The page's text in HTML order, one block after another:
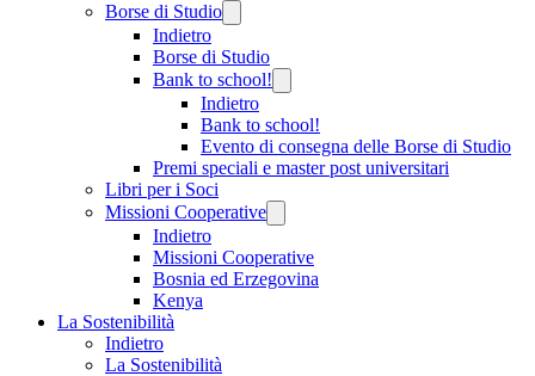
Borse di Studio
Indietro
Borse di Studio
Bank to school!
Indietro
Bank to school!
Evento di consegna delle Borse di Studio
Premi speciali e master post universitari
Libri per i Soci
Missioni Cooperative
Indietro
Missioni Cooperative
Bosnia ed Erzegovina
Kenya
La Sostenibilità
Indietro
La Sostenibilità